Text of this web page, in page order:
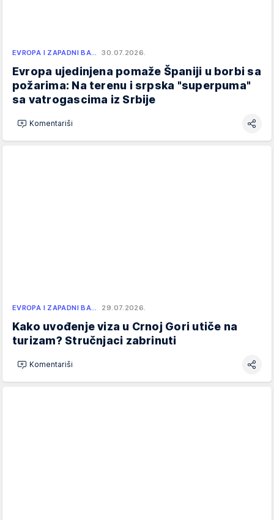
EVROPA I ZAPADNI BA… 30.07.2026.
Evropa ujedinjena pomaže Španiji u borbi sa
požarima: Na terenu i srpska "superpuma"
sa vatrogascima iz Srbije
Komentariši
EVROPA I ZAPADNI BA… 29.07.2026.
Kako uvođenje viza u Crnoj Gori utiče na
turizam? Stručnjaci zabrinuti
Komentariši